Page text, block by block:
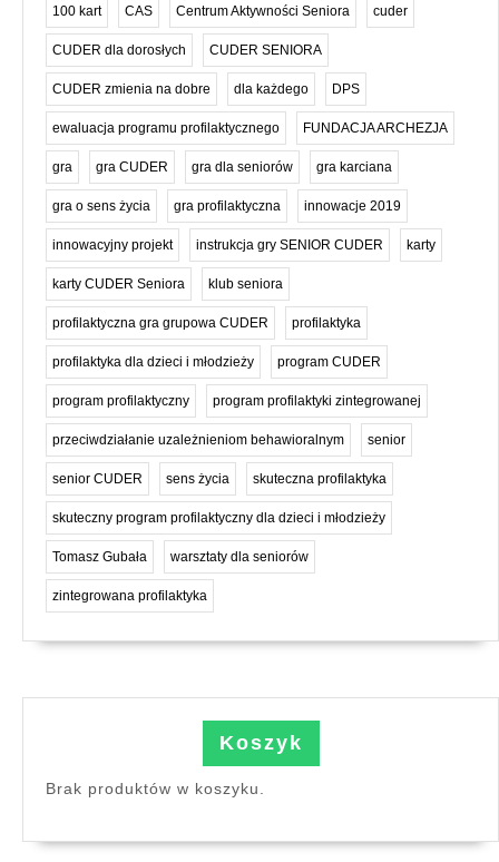
100 kart CAS Centrum Aktywności Seniora cuder
CUDER dla dorosłych CUDER SENIORA
CUDER zmienia na dobre dla każdego DPS
ewaluacja programu profilaktycznego FUNDACJA ARCHEZJA
gra gra CUDER gra dla seniorów gra karciana
gra o sens życia gra profilaktyczna innowacje 2019
innowacyjny projekt instrukcja gry SENIOR CUDER karty
karty CUDER Seniora klub seniora
profilaktyczna gra grupowa CUDER profilaktyka
profilaktyka dla dzieci i młodzieży program CUDER
program profilaktyczny program profilaktyki zintegrowanej
przeciwdziałanie uzależnieniom behawioralnym senior
senior CUDER sens życia skuteczna profilaktyka
skuteczny program profilaktyczny dla dzieci i młodzieży
Tomasz Gubała warsztaty dla seniorów
zintegrowana profilaktyka
Koszyk
Brak produktów w koszyku.